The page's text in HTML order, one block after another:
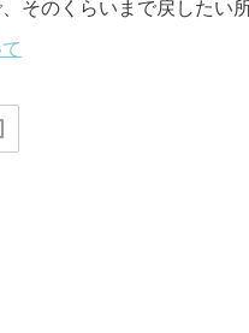
そのくらいまで戻したい